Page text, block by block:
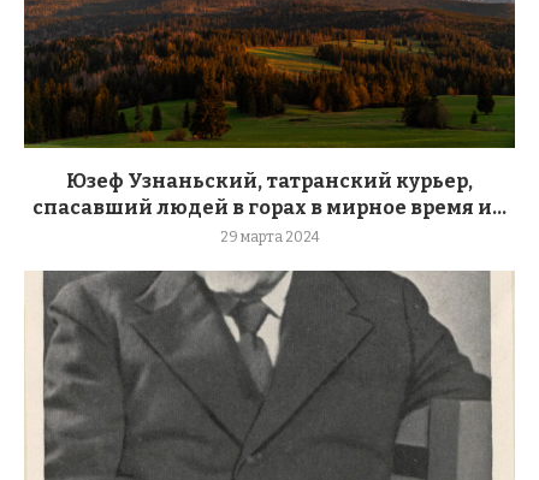
Юзеф Узнаньский, татранский курьер,
спасавший людей в горах в мирное время и...
29 марта 2024